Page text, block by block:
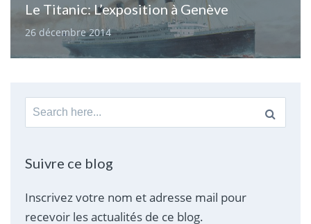
Le Titanic: L’exposition à Genève
26 décembre 2014
Search
for:
Suivre ce blog
Inscrivez votre nom et adresse mail pour
recevoir les actualités de ce blog.